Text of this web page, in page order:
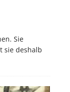
Sie
sie deshalb